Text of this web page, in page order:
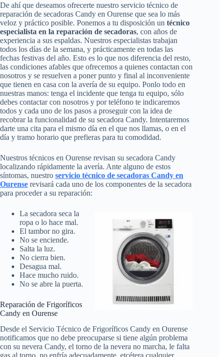
De ahí que deseamos ofrecerte nuestro servicio técnico de
reparación de secadoras Candy en Ourense que sea lo más
veloz y práctico posible. Ponemos a tu disposición un técnico
especialista en la reparación de secadoras, con años de
experiencia a sus espaldas. Nuestros especialistas trabajan
todos los días de la semana, y prácticamente en todas las
fechas festivas del año. Esto es lo que nos diferencia del resto,
las condiciones afables que ofrecemos a quienes contactan con
nosotros y se resuelven a poner punto y final al inconveniente
que tienen en casa con la avería de su equipo. Ponlo todo en
nuestras manos: tenga el incidente que tenga tu equipo, sólo
debes contactar con nosotros y por teléfono te indicaremos
todos y cada uno de los pasos a proseguir con la idea de
recobrar la funcionalidad de su secadora Candy. Intentaremos
darte una cita para el mismo día en el que nos llamas, o en el
día y tramo horario que prefieras para tu comodidad.
Nuestros técnicos en Ourense revisan su secadora Candy
localizando rápidamente la avería. Ante alguno de estos
síntomas, nuestro servicio técnico de secadoras Candy en
Ourense revisará cada uno de los componentes de la secadora
para proceder a su reparación:
La secadora seca la
ropa o lo hace mal.
El tambor no gira.
No se enciende.
Salta la luz.
No cierra bien.
Desagua mal.
Hace mucho ruido.
No se abre la puerta.
Reparación de Frigoríficos
Candy en Ourense
Desde el Servicio Técnico de Frigoríficos Candy en Ourense
notificamos que no debe preocuparse si tiene algún problema
con su nevera Candy, el torno de la nevera no marcha, le falta